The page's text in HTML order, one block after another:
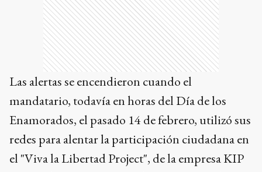
Las alertas se encendieron cuando el
mandatario, todavía en horas del Día de los
Enamorados, el pasado 14 de febrero, utilizó sus
redes para alentar la participación ciudadana en
el "Viva la Libertad Project", de la empresa KIP